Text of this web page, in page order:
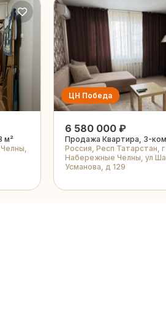
м²
ЦН Победа
6 580 000 ₽
Продажа Квартира, 3-
Россия, Респ Татарстан, г
Набережные Челны, ул
Усманова, д 129